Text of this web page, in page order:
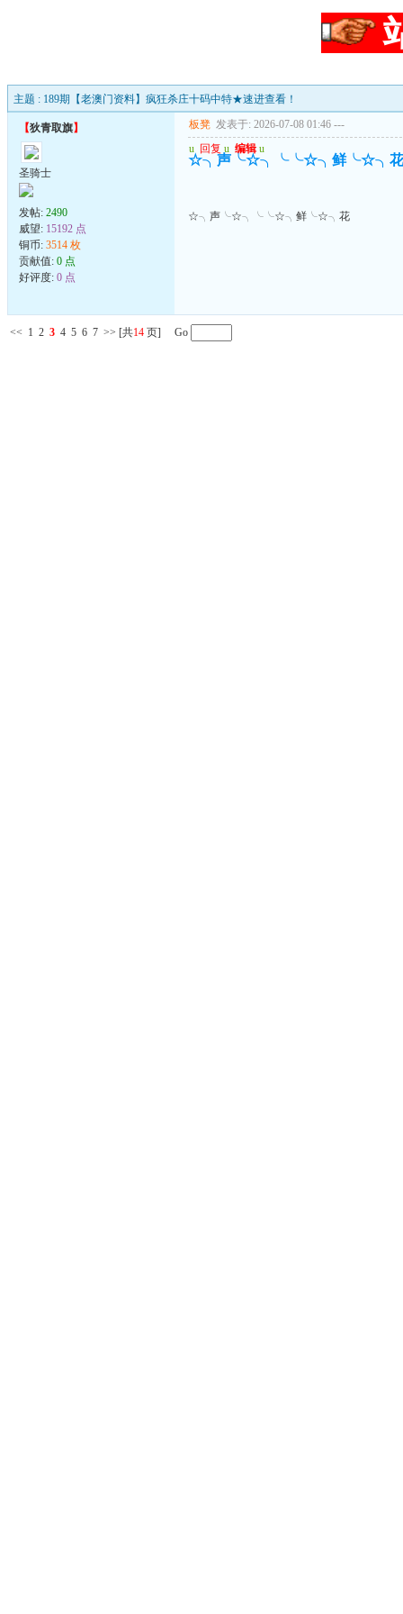
主题 : 189期【老澳门资料】疯狂杀庄十码中特★速进查看！
【狄青取旗】
圣骑士
发帖: 2490
威望: 15192 点
铜币: 3514 枚
贡献值: 0 点
好评度: 0 点
板凳 发表于: 2026-07-08 01:46 ---
u 回复 u 编辑 u
☆╮声╰☆╮╰╰☆╮鲜╰☆╮花
☆╮声╰☆╮╰╰☆╮鲜╰☆╮花
<< 1 2 3 4 5 6 7 >> [共14 页] Go